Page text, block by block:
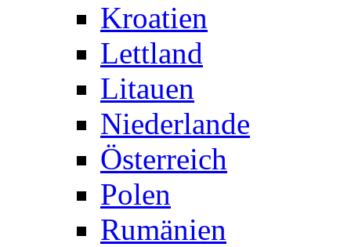
Kroatien
Lettland
Litauen
Niederlande
Österreich
Polen
Rumänien